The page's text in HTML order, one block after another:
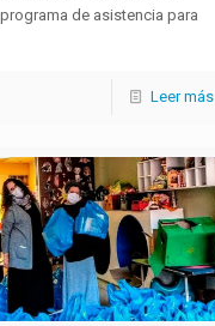
de asistencia para
Leer más